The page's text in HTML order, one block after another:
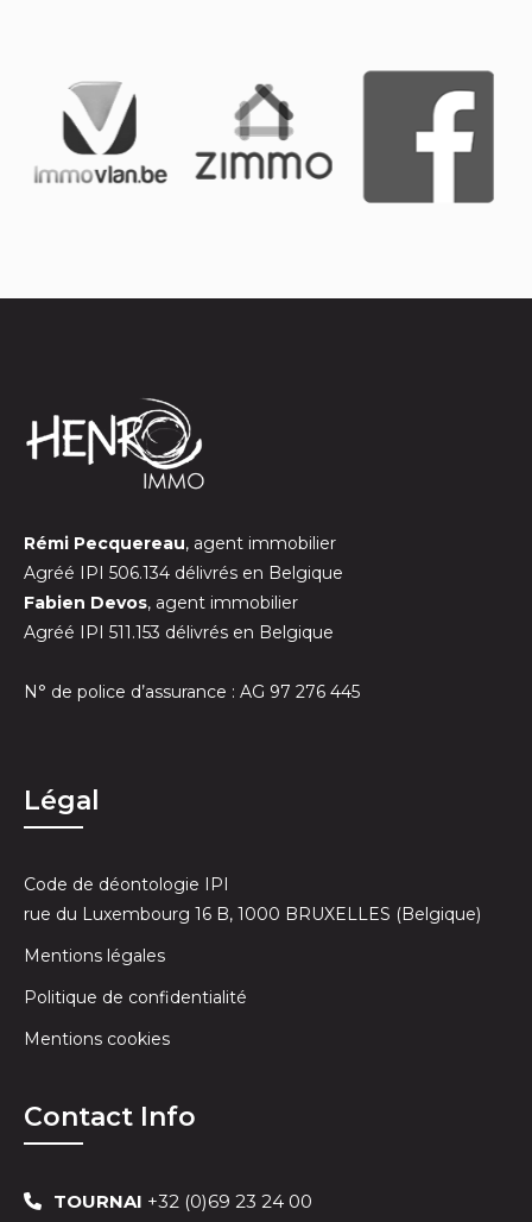
Rémi Pecquereau, agent immobilier
Agréé IPI 506.134 délivrés en Belgique
Fabien Devos, agent immobilier
Agréé IPI 511.153 délivrés en Belgique
N° de police d’assurance : AG 97 276 445
Légal
Code de déontologie IPI
rue du Luxembourg 16 B, 1000 BRUXELLES (Belgique)
Mentions légales
Politique de confidentialité
Mentions cookies
Contact Info
TOURNAI +32 (0)69 23 24 00